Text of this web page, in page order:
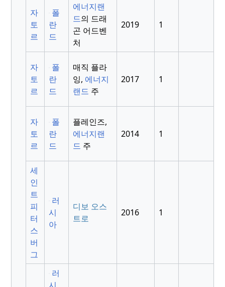
자
토
르
폴
란
드
에너지랜
드의 드래
곤 어드벤
처
2019 1
자
토
르
폴
란
드
매직 플라
잉, 에너지
랜드 주
2017 1
자
토
르
폴
란
드
플레인즈,
에너지랜
드 주
2014 1
세
인
트
피
터
스
버
그
러
시
아
디보 오스
트로
2016 1
러
시